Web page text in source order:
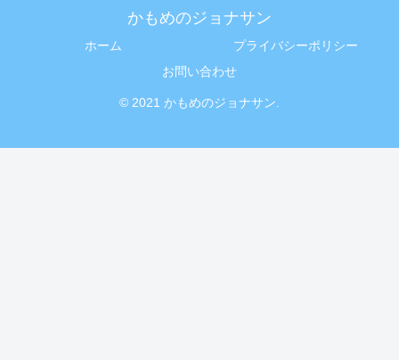
かもめのジョナサン
ホーム
プライバシーポリシー
お問い合わせ
© 2021 かもめのジョナサン.